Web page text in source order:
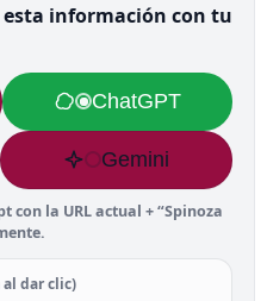
esta información con tu
ChatGPT
Gemini
con la URL actual + “Spinoza
dar clic)